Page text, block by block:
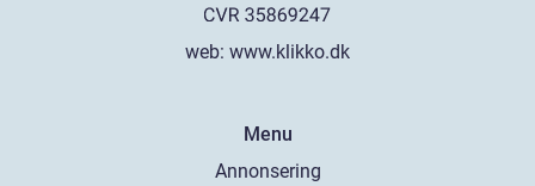
web: www.klikko.dk
Menu
Annonsering